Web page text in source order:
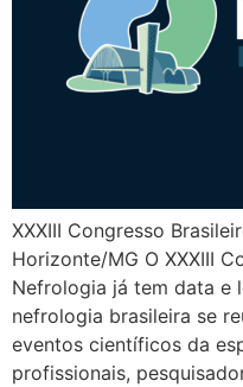
XXXIII Congresso
Horizonte/MG O XXXIII
Nefrologia já tem data e
nefrologia brasileira se
eventos científicos da
profissionais,